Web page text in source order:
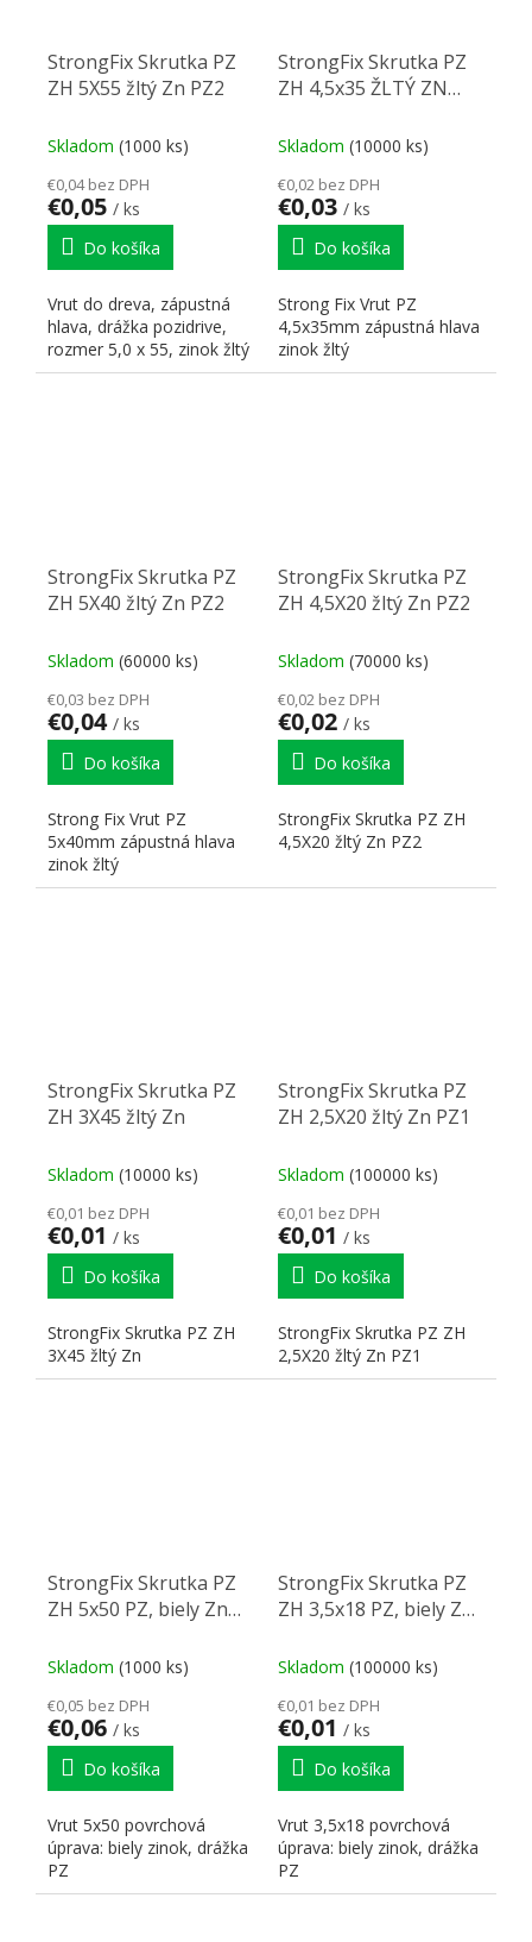
StrongFix Skrutka PZ
ZH 5X55 žltý Zn PZ2
Skladom (1000 ks)
€0,04 bez DPH
€0,05 / ks
Do košíka
Vrut do dreva, zápustná
hlava, drážka pozidrive,
rozmer 5,0 x 55, zinok žltý
StrongFix Skrutka PZ
ZH 4,5x35 ŽLTÝ ZN
Skladom (10000 ks)
€0,02 bez DPH
€0,03 / ks
Do košíka
Strong Fix Vrut PZ
4,5x35mm zápustná hlava
zinok žltý
StrongFix Skrutka PZ
ZH 5X40 žltý Zn PZ2
Skladom (60000 ks)
€0,03 bez DPH
€0,04 / ks
Do košíka
Strong Fix Vrut PZ
5x40mm zápustná hlava
zinok žltý
StrongFix Skrutka PZ
ZH 4,5X20 žltý Zn PZ2
Skladom (70000 ks)
€0,02 bez DPH
€0,02 / ks
Do košíka
StrongFix Skrutka PZ ZH
4,5X20 žltý Zn PZ2
StrongFix Skrutka PZ
ZH 3X45 žltý Zn
Skladom (10000 ks)
€0,01 bez DPH
€0,01 / ks
Do košíka
StrongFix Skrutka PZ ZH
3X45 žltý Zn
StrongFix Skrutka PZ
ZH 2,5X20 žltý Zn PZ1
Skladom (100000 ks)
€0,01 bez DPH
€0,01 / ks
Do košíka
StrongFix Skrutka PZ ZH
2,5X20 žltý Zn PZ1
StrongFix Skrutka PZ
ZH 5x50 PZ, biely Zn
Skladom (1000 ks)
€0,05 bez DPH
€0,06 / ks
Do košíka
Vrut 5x50 povrchová
úprava: biely zinok, drážka
PZ
StrongFix Skrutka PZ
ZH 3,5x18 PZ, biely Zn
Skladom (100000 ks)
€0,01 bez DPH
€0,01 / ks
Do košíka
Vrut 3,5x18 povrchová
úprava: biely zinok, drážka
PZ